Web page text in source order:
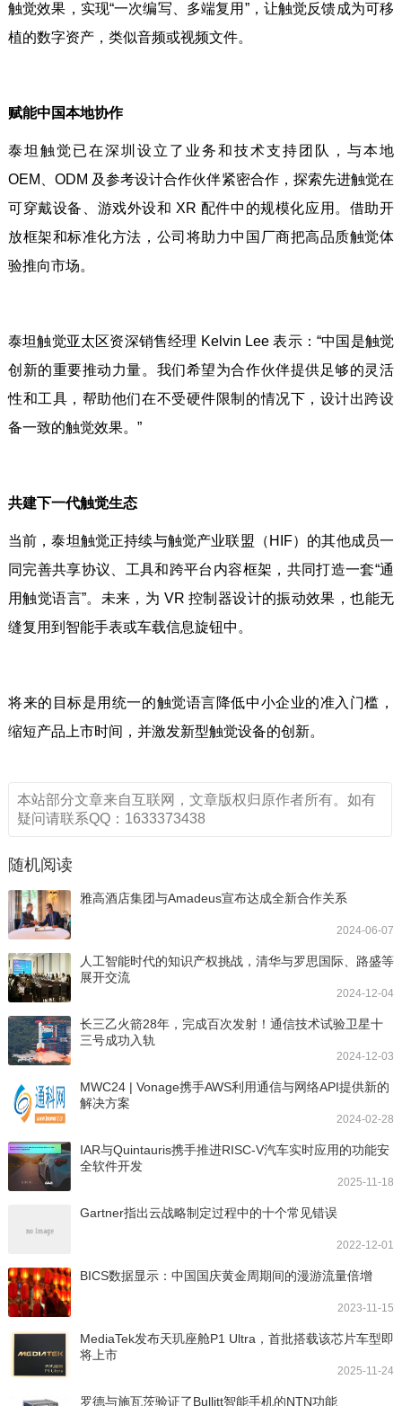
触觉效果，实现“一次编写、多端复用”，让触觉反馈成为可移
植的数字资产，类似音频或视频文件。
赋能中国本地协作
泰坦触觉已在深圳设立了业务和技术支持团队，与本地
OEM、ODM 及参考设计合作伙伴紧密合作，探索先进触觉在
可穿戴设备、游戏外设和 XR 配件中的规模化应用。借助开
放框架和标准化方法，公司将助力中国厂商把高品质触觉体
验推向市场。
泰坦触觉亚太区资深销售经理 Kelvin Lee 表示：“中国是触觉
创新的重要推动力量。我们希望为合作伙伴提供足够的灵活
性和工具，帮助他们在不受硬件限制的情况下，设计出跨设
备一致的触觉效果。”
共建下一代触觉生态
当前，泰坦触觉正持续与触觉产业联盟（HIF）的其他成员一
同完善共享协议、工具和跨平台内容框架，共同打造一套“通
用触觉语言”。未来，为 VR 控制器设计的振动效果，也能无
缝复用到智能手表或车载信息旋钮中。
将来的目标是用统一的触觉语言降低中小企业的准入门槛，
缩短产品上市时间，并激发新型触觉设备的创新。
本站部分文章来自互联网，文章版权归原作者所有。如有
疑问请联系QQ：1633373438
随机阅读
雅高酒店集团与Amadeus宣布达成全新合作关系
2024-06-07
人工智能时代的知识产权挑战，清华与罗思国际、路盛等
展开交流
2024-12-04
长三乙火箭28年，完成百次发射！通信技术试验卫星十
三号成功入轨
2024-12-03
MWC24 | Vonage携手AWS利用通信与网络API提供新的
解决方案
2024-02-28
IAR与Quintauris携手推进RISC-V汽车实时应用的功能安
全软件开发
2025-11-18
Gartner指出云战略制定过程中的十个常见错误
2022-12-01
BICS数据显示：中国国庆黄金周期间的漫游流量倍增
2023-11-15
MediaTek发布天玑座舱P1 Ultra，首批搭载该芯片车型即
将上市
2025-11-24
罗德与施瓦茨验证了Bullitt智能手机的NTN功能